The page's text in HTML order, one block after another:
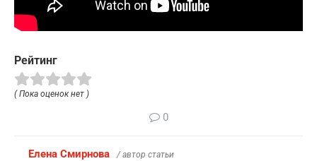
Рейтинг
( Пока оценок нет )
0
Елена Смирнова / автор статьи